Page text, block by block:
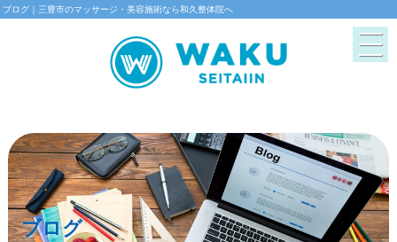
ブログ｜三豊市のマッサージ・美容施術なら和久整体院へ
ブログ